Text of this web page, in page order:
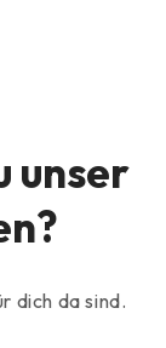
unser
dich da sind.